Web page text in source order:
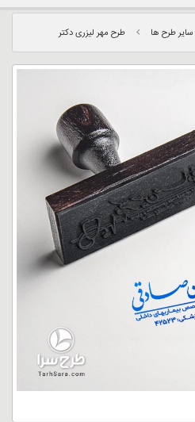
سایر طرح ها طرح مهر لیزری دکتر